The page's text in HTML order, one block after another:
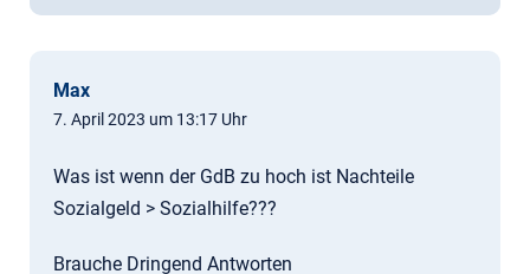
Max
7. April 2023 um 13:17 Uhr
Was ist wenn der GdB zu hoch ist Nachteile
Sozialgeld > Sozialhilfe???
Brauche Dringend Antworten